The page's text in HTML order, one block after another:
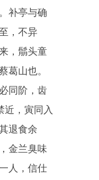
补亭与确
，不异
，鬅头童
葛山也。
同阶，齿
近，寅同入
退食余
金兰臭味
人，信仕